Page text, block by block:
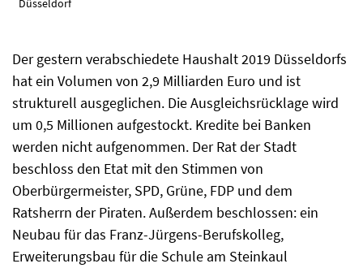
Düsseldorf
Der gestern verabschiedete Haushalt 2019 Düsseldorfs
hat ein Volumen von 2,9 Milliarden Euro und ist
strukturell ausgeglichen. Die Ausgleichsrücklage wird
um 0,5 Millionen aufgestockt. Kredite bei Banken
werden nicht aufgenommen. Der Rat der Stadt
beschloss den Etat mit den Stimmen von
Oberbürgermeister, SPD, Grüne, FDP und dem
Ratsherrn der Piraten. Außerdem beschlossen: ein
Neubau für das Franz-Jürgens-Berufskolleg,
Erweiterungsbau für die Schule am Steinkaul